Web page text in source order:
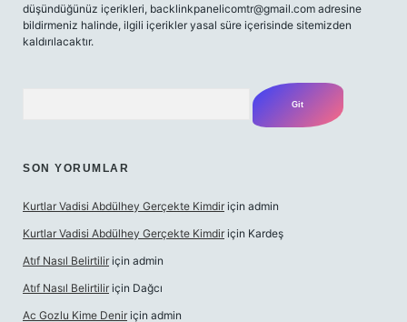
düşündüğünüz içerikleri, backlinkpanelicomtr@gmail.com adresine
bildirmeniz halinde, ilgili içerikler yasal süre içerisinde sitemizden
kaldırılacaktır.
SON YORUMLAR
Kurtlar Vadisi Abdülhey Gerçekte Kimdir için admin
Kurtlar Vadisi Abdülhey Gerçekte Kimdir için Kardeş
Atıf Nasıl Belirtilir için admin
Atıf Nasıl Belirtilir için Dağcı
Ac Gozlu Kime Denir için admin